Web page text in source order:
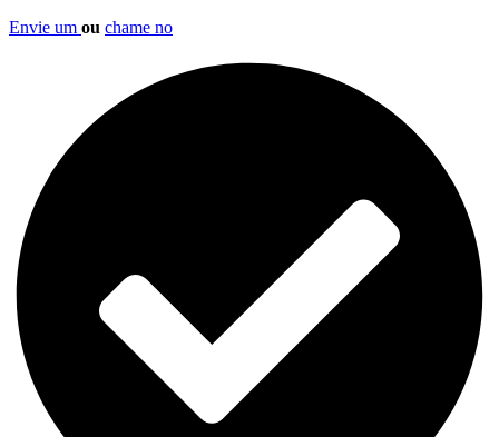
Envie um ou chame no